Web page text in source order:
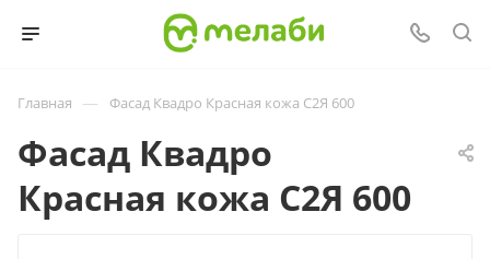
Главная — Фасад Квадро Красная кожа С2Я 600
Фасад Квадро
Красная кожа С2Я 600